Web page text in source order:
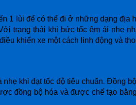
1 lùi để có thể đi ở những dạng địa
trạng thái khi bức tốc êm ái nhẹ
khiển xe một cách linh động và
khi đạt tốc độ tiêu chuẩn. Đồng
đồng bộ hóa và được chế tạo